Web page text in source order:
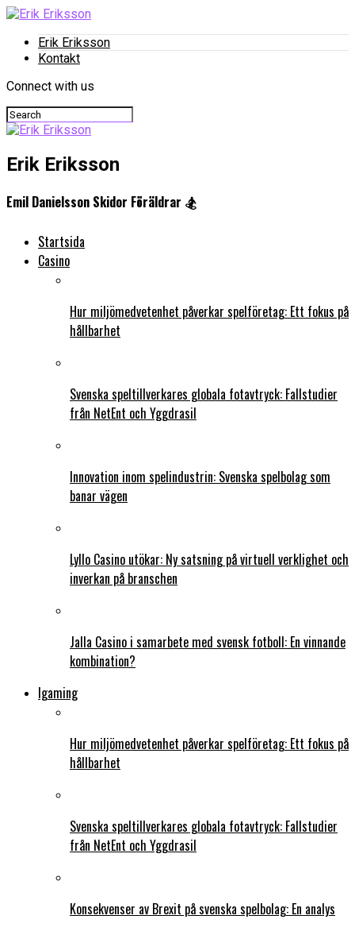
Erik Eriksson
Kontakt
Connect with us
Erik Eriksson
Emil Danielsson Skidor Föräldrar 🏂
Startsida
Casino
Hur miljömedvetenhet påverkar spelföretag: Ett fokus på
hållbarhet
Svenska speltillverkares globala fotavtryck: Fallstudier
från NetEnt och Yggdrasil
Innovation inom spelindustrin: Svenska spelbolag som
banar vägen
Lyllo Casino utökar: Ny satsning på virtuell verklighet och
inverkan på branschen
Jalla Casino i samarbete med svensk fotboll: En vinnande
kombination?
Igaming
Hur miljömedvetenhet påverkar spelföretag: Ett fokus på
hållbarhet
Svenska speltillverkares globala fotavtryck: Fallstudier
från NetEnt och Yggdrasil
Konsekvenser av Brexit på svenska spelbolag: En analys